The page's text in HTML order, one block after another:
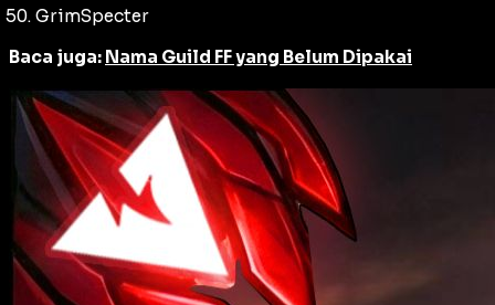
GrimSpecter
Baca juga: Nama Guild FF yang Belum Dipakai